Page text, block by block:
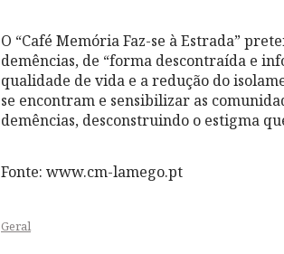
O “Café Memória Faz-se à Estrada”
demências, de “forma descontraída e
qualidade de vida e a redução do
se encontram e sensibilizar as
demências, desconstruindo o estigma
Fonte: www.cm-lamego.pt
Geral